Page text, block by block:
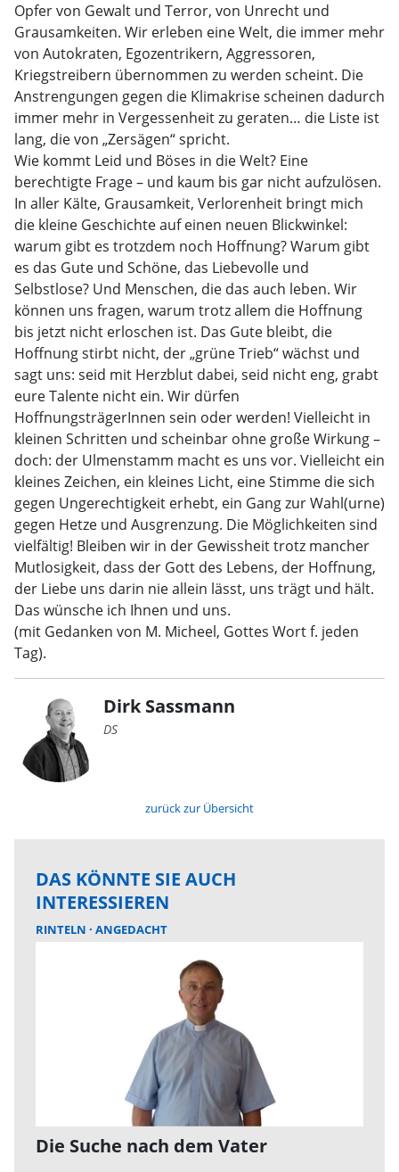
Opfer von Gewalt und Terror, von Unrecht und
Grausamkeiten. Wir erleben eine Welt, die immer mehr
von Autokraten, Egozentrikern, Aggressoren,
Kriegstreibern übernommen zu werden scheint. Die
Anstrengungen gegen die Klimakrise scheinen dadurch
immer mehr in Vergessenheit zu geraten… die Liste ist
lang, die von „Zersägen“ spricht.
Wie kommt Leid und Böses in die Welt? Eine
berechtigte Frage – und kaum bis gar nicht aufzulösen.
In aller Kälte, Grausamkeit, Verlorenheit bringt mich
die kleine Geschichte auf einen neuen Blickwinkel:
warum gibt es trotzdem noch Hoffnung? Warum gibt
es das Gute und Schöne, das Liebevolle und
Selbstlose? Und Menschen, die das auch leben. Wir
können uns fragen, warum trotz allem die Hoffnung
bis jetzt nicht erloschen ist. Das Gute bleibt, die
Hoffnung stirbt nicht, der „grüne Trieb“ wächst und
sagt uns: seid mit Herzblut dabei, seid nicht eng, grabt
eure Talente nicht ein. Wir dürfen
HoffnungsträgerInnen sein oder werden! Vielleicht in
kleinen Schritten und scheinbar ohne große Wirkung –
doch: der Ulmenstamm macht es uns vor. Vielleicht ein
kleines Zeichen, ein kleines Licht, eine Stimme die sich
gegen Ungerechtigkeit erhebt, ein Gang zur Wahl(urne)
gegen Hetze und Ausgrenzung. Die Möglichkeiten sind
vielfältig! Bleiben wir in der Gewissheit trotz mancher
Mutlosigkeit, dass der Gott des Lebens, der Hoffnung,
der Liebe uns darin nie allein lässt, uns trägt und hält.
Das wünsche ich Ihnen und uns.
(mit Gedanken von M. Micheel, Gottes Wort f. jeden
Tag).
Dirk Sassmann
DS
zurück zur Übersicht
DAS KÖNNTE SIE AUCH
INTERESSIEREN
RINTELN ANGEDACHT
Die Suche nach dem Vater